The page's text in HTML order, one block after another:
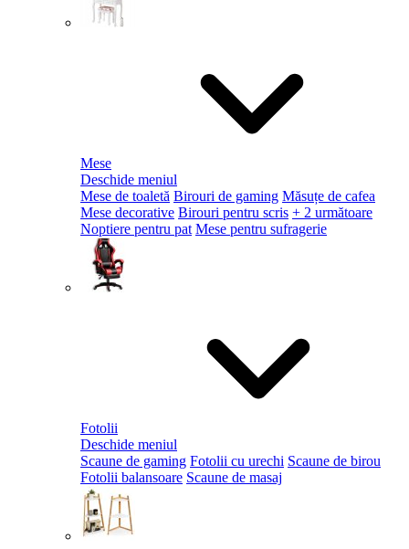
Mese
Deschide meniul
Mese de toaletă Birouri de gaming Măsuțe de cafea
Mese decorative Birouri pentru scris + 2 următoare
Noptiere pentru pat Mese pentru sufragerie
Fotolii
Deschide meniul
Scaune de gaming Fotolii cu urechi Scaune de birou
Fotolii balansoare Scaune de masaj